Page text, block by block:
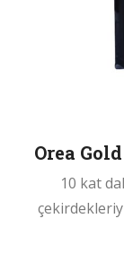
Orea
10 kat